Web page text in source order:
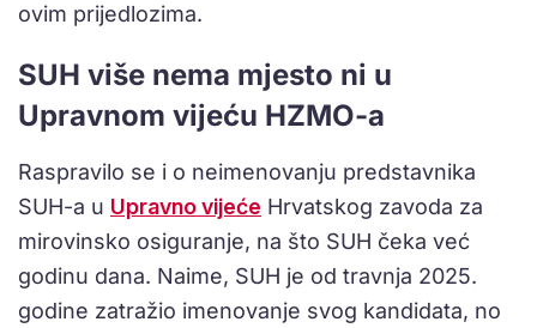
ovim prijedlozima.
SUH više nema mjesto ni u
Upravnom vijeću HZMO-a
Raspravilo se i o neimenovanju predstavnika
SUH-a u Upravno vijeće Hrvatskog zavoda za
mirovinsko osiguranje, na što SUH čeka već
godinu dana. Naime, SUH je od travnja 2025.
godine zatražio imenovanje svog kandidata, no